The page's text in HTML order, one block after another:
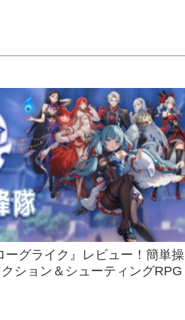
ーグライク』レビュー！簡単操
ション＆シューティングRPG